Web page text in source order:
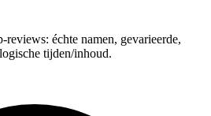
échte namen, gevarieerde,
tijden/inhoud.